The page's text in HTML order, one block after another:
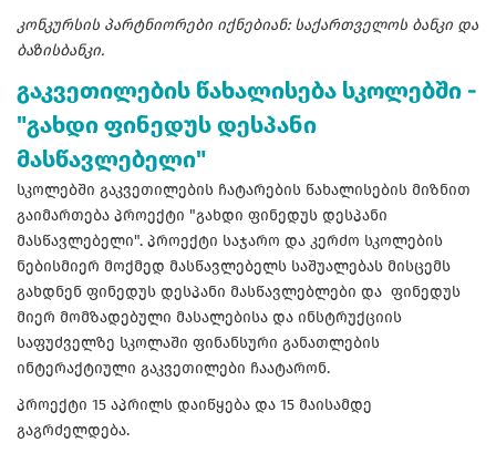
კონკურსის პარტნიორები იქნებიან: საქართველოს ბანკი და
ბაზისბანკი.
გაკვეთილების წახალისება სკოლებში -
"გახდი ფინედუს დესპანი
მასწავლებელი"
სკოლებში გაკვეთილების ჩატარების წახალისების მიზნით
გაიმართება პროექტი "გახდი ფინედუს დესპანი
მასწავლებელი". პროექტი საჯარო და კერძო სკოლების
ნებისმიერ მოქმედ მასწავლებელს საშუალებას მისცემს
გახდნენ ფინედუს დესპანი მასწავლებლები და ფინედუს
მიერ მომზადებული მასალებისა და ინსტრუქციის
საფუძველზე სკოლაში ფინანსური განათლების
ინტერაქტიული გაკვეთილები ჩაატარონ.
პროექტი 15 აპრილს დაიწყება და 15 მაისამდე
გაგრძელდება.